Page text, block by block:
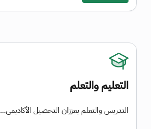
التعليم والتعلم
التدريس والتعلم يعززان التحصيل الأكاديمي...